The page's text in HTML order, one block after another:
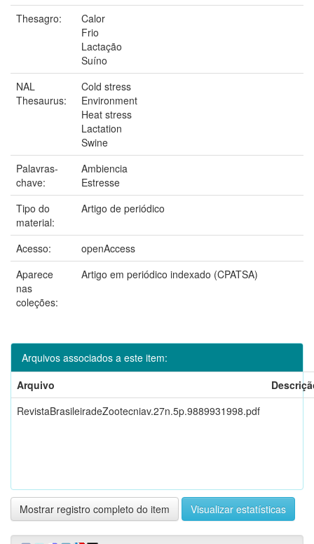
Thesagro:
Calor
Frio
Lactação
Suíno
NAL
Thesaurus:
Cold stress
Environment
Heat stress
Lactation
Swine
Palavras-
chave:
Ambiencia
Estresse
Tipo do
material:
Artigo de periódico
Acesso:
openAccess
Aparece
nas
coleções:
Artigo em periódico indexado (CPATSA)
Arquivos associados a este item:
Arquivo
RevistaBrasileiradeZootecniav.27n.5p.9889931998.pdf
Mostrar registro completo do item Visualizar estatísticas